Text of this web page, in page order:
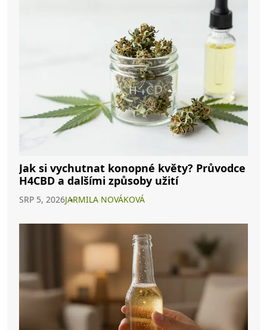
Jak si vychutnat konopné květy? Průvodce
H4CBD a dalšími způsoby užití
SRP 5, 2026JARMILA NOVÁKOVÁ